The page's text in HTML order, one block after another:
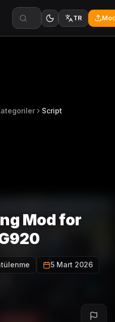
TR
Script
Mod for
5 Mart 2026